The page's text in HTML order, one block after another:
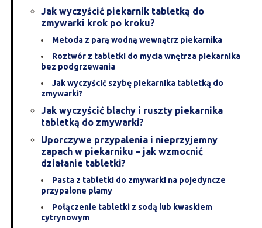
Jak wyczyścić piekarnik tabletką do
zmywarki krok po kroku?
Metoda z parą wodną wewnątrz piekarnika
Roztwór z tabletki do mycia wnętrza piekarnika
bez podgrzewania
Jak wyczyścić szybę piekarnika tabletką do
zmywarki?
Jak wyczyścić blachy i ruszty piekarnika
tabletką do zmywarki?
Uporczywe przypalenia i nieprzyjemny
zapach w piekarniku – jak wzmocnić
działanie tabletki?
Pasta z tabletki do zmywarki na pojedyncze
przypalone plamy
Połączenie tabletki z sodą lub kwaskiem
cytrynowym